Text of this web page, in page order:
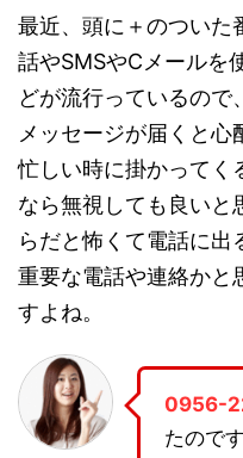
最近、頭に＋のついた
話やSMSやCメールを
どが流行っているので
メッセージが届くと心
忙しい時に掛かってく
なら無視しても良いと
らだと怖くて電話に出
重要な電話や連絡かと
すよね。
0956-
たので